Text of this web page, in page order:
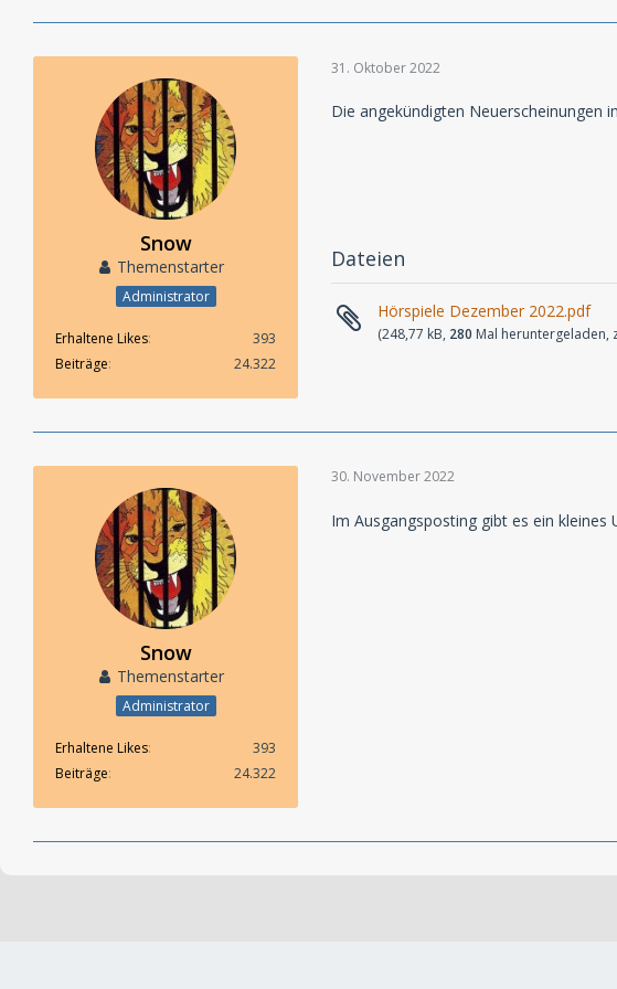
Snow
Themenstarter
Administrator
Erhaltene Likes
393
Beiträge
24.322
31. Oktober 2022
Die angekündigten Neuerscheinungen
Dateien
Hörspiele Dezember 2022.pdf
(248,77 kB, 280 Mal heruntergeladen,
Snow
Themenstarter
Administrator
Erhaltene Likes
393
Beiträge
24.322
30. November 2022
Im Ausgangsposting gibt es ein